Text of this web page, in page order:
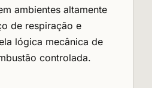
ambientes altamente
de respiração e
lógica mecânica de
controlada.